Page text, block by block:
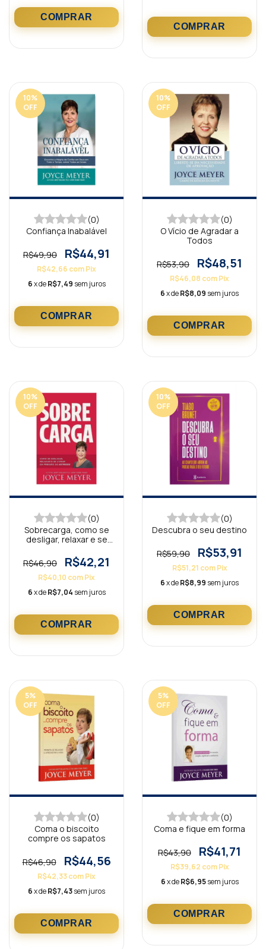
10%
OFF
(0)
Confiança Inabalável
R$49,90 R$44,91
R$42,66 comPix
6x deR$7,49 sem juros
10%
OFF
(0)
O Vício de Agradar a
Todos
R$53,90 R$48,51
R$46,08 comPix
6x deR$8,09 sem juros
10%
OFF
(0)
Sobrecarga, como se
desligar, relaxar e se
R$46,90
R$42,21
R$40,10 comPix
6x deR$7,04 sem juros
10%
OFF
(0)
Descubra o seu destino
R$59,90 R$53,91
R$51,21 com Pix
6x deR$8,99 sem juros
5%
OFF
(0)
Coma o biscoito
compre os sapatos
R$46,90 R$44,56
R$42,33comPix
6x deR$7,43sem juros
5%
OFF
(0)
Coma e fique em forma
R$43,90 R$41,71
R$39,62 com Pix
6x deR$6,95 sem juros